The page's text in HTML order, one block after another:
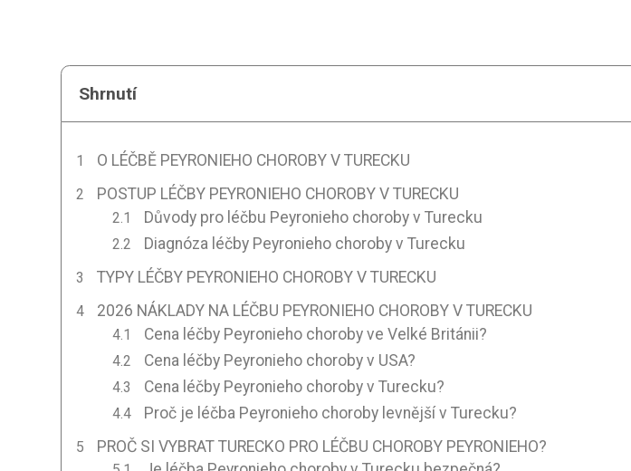
Shrnutí
O LÉČBĚ PEYRONIEHO CHOROBY V TURECKU
POSTUP LÉČBY PEYRONIEHO CHOROBY V TURECKU
Důvody pro léčbu Peyronieho choroby v Turecku
Diagnóza léčby Peyronieho choroby v Turecku
TYPY LÉČBY PEYRONIEHO CHOROBY V TURECKU
2026 NÁKLADY NA LÉČBU PEYRONIEHO CHOROBY V TURECKU
Cena léčby Peyronieho choroby ve Velké Británii?
Cena léčby Peyronieho choroby v USA?
Cena léčby Peyronieho choroby v Turecku?
Proč je léčba Peyronieho choroby levnější v Turecku?
PROČ SI VYBRAT TURECKO PRO LÉČBU CHOROBY PEYRONIEHO?